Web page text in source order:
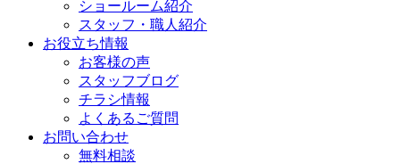
ショールーム紹介
スタッフ・職人紹介
お役立ち情報
お客様の声
スタッフブログ
チラシ情報
よくあるご質問
お問い合わせ
無料相談